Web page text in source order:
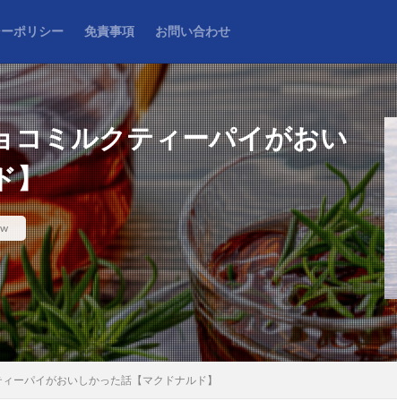
ポリシー 免責事項 お問い合わせ
コミルクティーパイがおい
】
ーパイがおいしかった話【マクドナルド】
検索